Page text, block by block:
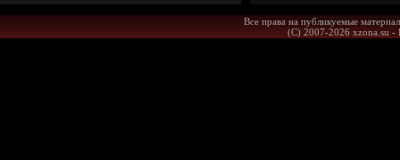
Все права на публикуемые
(С) 2007-2026 xzona.su -